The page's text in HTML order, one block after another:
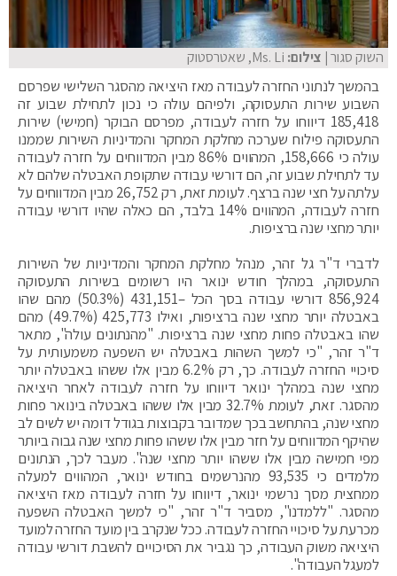
השוק סגור| צילום: Ms. Li, שאטרסטוק
בהמשך לנתוני החזרה לעבודה מאז היציאה מהסגר השלישי שפרסם
השבוע שירות התעסוקה, ולפיהם עולה כי נכון לתחילת שבוע זה
185,418 דיווחו על חזרה לעבודה, מפרסם הבוקר (חמישי) שירות
התעסוקה פילוח שערכה מחלקת המחקר והמדיניות השירות שממנו
עולה כי 158,666, המהווים 86% מבין המדווחים על חזרה לעבודה
עד לתחילת שבוע זה, הם דורשי עבודה שתקופת האבטלה שלהם לא
עלתה על חצי שנה ברצף. לעומת זאת, רק 26,752 מבין המדווחים על
חזרה לעבודה, המהווים 14% בלבד, הם כאלה שהיו דורשי עבודה
יותר מחצי שנה ברציפות.
לדברי ד"ר גל זהר, מנהל מחלקת המחקר והמדיניות של השירות
התעסוקה, במהלך חודש ינואר היו רשומים בשירות התעסוקה
856,924 דורשי עבודה בסך הכל –431,151 (50.3%) מהם שהו
באבטלה יותר מחצי שנה ברציפות, ואילו 425,773 (49.7%) מהם
שהו באבטלה פחות מחצי שנה ברציפות. "מהנתונים עולה", מתאר
ד"ר זהר, "כי למשך השהות באבטלה יש השפעה משמעותית על
סיכויי החזרה לעבודה. כך, רק 6.2% מבין אלו ששהו באבטלה יותר
מחצי שנה במהלך ינואר דיווחו על חזרה לעבודה לאחר היציאה
מהסגר. זאת, לעומת 32.7% מבין אלו ששהו באבטלה בינואר פחות
מחצי שנה, בהתחשב בכך שמדובר בקבוצות בגודל דומה יש לשים לב
שהיקף המדווחים על חזר מבין אלו ששהו פחות מחצי שנה גבוה ביותר
מפי חמישה מבין אלו ששהו יותר מחצי שנה". מעבר לכך, הנתונים
מלמדים כי 93,535 מהנרשמים בחודש ינואר, המהווים למעלה
ממחצית מסך נרשמי ינואר, דיווחו על חזרה לעבודה מאז היציאה
מהסגר. "ללמדנו", מסביר ד"ר זהר, "כי למשך האבטלה השפעה
מכרעת על סיכויי החזרה לעבודה. ככל שנקרב בין מועד החזרה למועד
היציאה משוק העבודה, כך נגביר את הסיכויים להשבת דורשי עבודה
למעגל העבודה".